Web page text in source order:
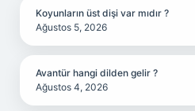
Koyunların üst dişi var mıdır ?
Ağustos 5, 2026
Avantür hangi dilden gelir ?
Ağustos 4, 2026